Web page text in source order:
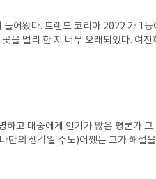
어왔다. 트렌드 코리아 2022 가 1
머물러서 나무잎들을 본다. 다홍, 빨
젠가는 끝난다. 걷힐 것이다. 그렇
는 사람이, 사회 변화를 위해 연대를
만들어가는 것이기에, 그런 사람
하고 대중에게 인기가 많은 평론가 그
만의 생각일 수도)어쨌든 그가 해설
던 적은 없다. 유독 책 중에서도 시나
이야기하는 책이니 말할 필요가 없